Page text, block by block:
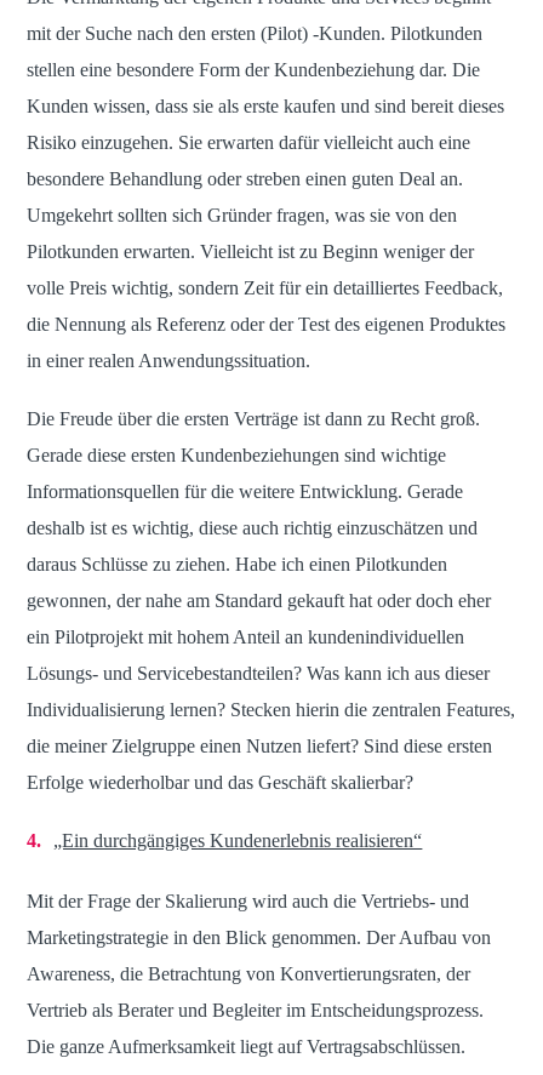
mit der Suche nach den ersten (Pilot) -Kunden. Pilotkunden
stellen eine besondere Form der Kundenbeziehung dar. Die
Kunden wissen, dass sie als erste kaufen und sind bereit dieses
Risiko einzugehen. Sie erwarten dafür vielleicht auch eine
besondere Behandlung oder streben einen guten Deal an.
Umgekehrt sollten sich Gründer fragen, was sie von den
Pilotkunden erwarten. Vielleicht ist zu Beginn weniger der
volle Preis wichtig, sondern Zeit für ein detailliertes Feedback,
die Nennung als Referenz oder der Test des eigenen Produktes
in einer realen Anwendungssituation.
Die Freude über die ersten Verträge ist dann zu Recht groß.
Gerade diese ersten Kundenbeziehungen sind wichtige
Informationsquellen für die weitere Entwicklung. Gerade
deshalb ist es wichtig, diese auch richtig einzuschätzen und
daraus Schlüsse zu ziehen. Habe ich einen Pilotkunden
gewonnen, der nahe am Standard gekauft hat oder doch eher
ein Pilotprojekt mit hohem Anteil an kundenindividuellen
Lösungs- und Servicebestandteilen? Was kann ich aus dieser
Individualisierung lernen? Stecken hierin die zentralen Features,
die meiner Zielgruppe einen Nutzen liefert? Sind diese ersten
Erfolge wiederholbar und das Geschäft skalierbar?
„Ein durchgängiges Kundenerlebnis realisieren“
Mit der Frage der Skalierung wird auch die Vertriebs- und
Marketingstrategie in den Blick genommen. Der Aufbau von
Awareness, die Betrachtung von Konvertierungsraten, der
Vertrieb als Berater und Begleiter im Entscheidungsprozess.
Die ganze Aufmerksamkeit liegt auf Vertragsabschlüssen.